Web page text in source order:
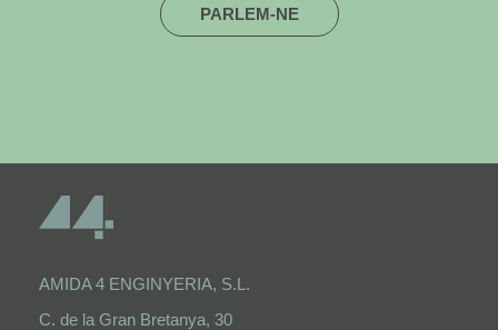
PARLEM-NE
AMIDA 4 ENGINYERIA, S.L.
C. de la Gran Bretanya, 30